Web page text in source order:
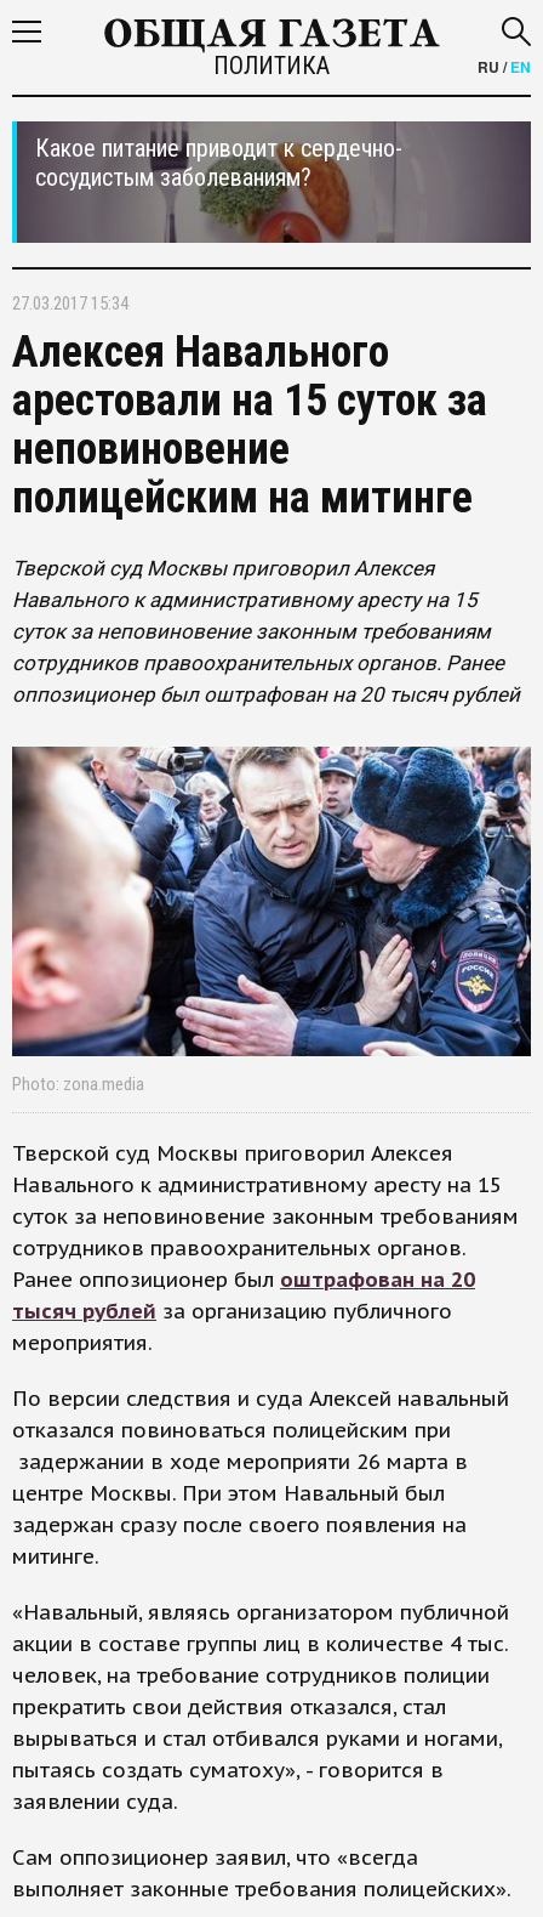
ПОЛИТИКА RU /EN
Какое питание приводит к сердечно-
сосудистым заболеваниям?
27.03.2017 15:34
Алексея Навального
арестовали на 15 суток за
неповиновение
полицейским на митинге
Тверской суд Москвы приговорил Алексея
Навального к административному аресту на 15
суток за неповиновение законным требованиям
сотрудников правоохранительных органов. Ранее
оппозиционер был оштрафован на 20 тысяч рублей
Photo: zona.media
Тверской суд Москвы приговорил Алексея
Навального к административному аресту на 15
суток за неповиновение законным требованиям
сотрудников правоохранительных органов.
Ранее оппозиционер был оштрафован на 20
тысяч рублей за организацию публичного
мероприятия.
По версии следствия и суда Алексей навальный
отказался повиноваться полицейским при
задержании в ходе мероприяти 26 марта в
центре Москвы. При этом Навальный был
задержан сразу после своего появления на
митинге.
«Навальный, являясь организатором публичной
акции в составе группы лиц в количестве 4 тыс.
человек, на требование сотрудников полиции
прекратить свои действия отказался, стал
вырываться и стал отбивался руками и ногами,
пытаясь создать суматоху», - говорится в
заявлении суда.
Сам оппозиционер заявил, что «всегда
выполняет законные требования полицейских».